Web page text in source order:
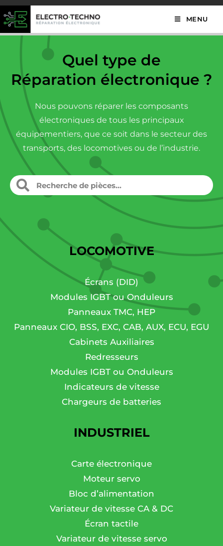
MENU
Quel type de
Réparation électronique ?
Nous pouvons réparer les composants
électroniques de tous les principaux
équipementiers, que ce soit dans le secteur des
transports, des locomotives ou de l’industrie.
LOCOMOTIVE
Écrans (DID)
Modules IGBT ou Onduleurs
Panneaux TMC, HEP
Panneaux CIO, BSS, EXC, CAB, AUX, ECU, EGU
Cabinets Auxiliaires
Redresseurs
Modules IGBT ou Onduleurs
Indicateurs de vitesse
Chargeurs de batteries
INDUSTRIEL
Carte électronique
Moteur servo
Bloc d’alimentation
Variateur de vitesse CA & DC
Écran tactile
Variateur de vitesse servo